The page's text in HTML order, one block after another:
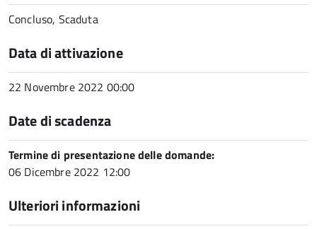
Concluso, Scaduta
Data di attivazione
22 Novembre 2022 00:00
Date di scadenza
Termine di presentazione delle domande:
06 Dicembre 2022 12:00
Ulteriori informazioni